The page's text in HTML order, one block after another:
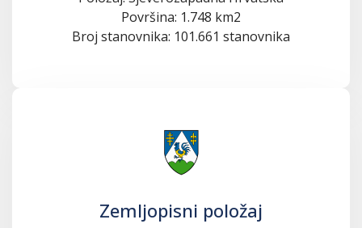
Površina: 1.748 km2
Broj stanovnika: 101.661 stanovnika
Zemljopisni položaj